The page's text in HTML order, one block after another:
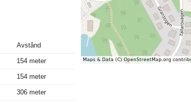
Avstånd
154 meter
154 meter
306 meter